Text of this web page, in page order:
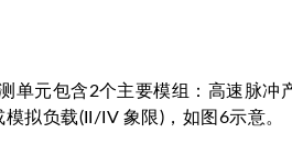
单元包含2个主要模组：高速脉冲
拟负载(II/IV 象限)，如图6示意。